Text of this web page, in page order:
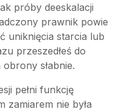
próby deeskalacji
prawnik powie
uniknięcia starcia lub
przeszedłeś do
słabnie.
pełni funkcję
zamiarem nie była